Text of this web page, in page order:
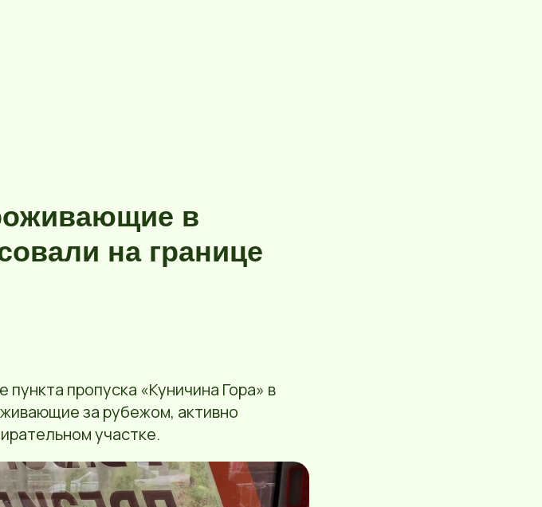
в
на границе
пропуска «Куничина Гора» в
за рубежом, активно
участке.